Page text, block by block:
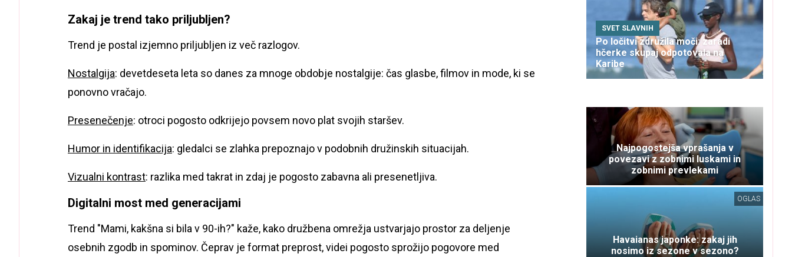
Zakaj je trend tako priljubljen?
Trend je postal izjemno priljubljen iz več razlogov.
Nostalgija: devetdeseta leta so danes za mnoge obdobje nostalgije: čas glasbe, filmov in mode, ki se
ponovno vračajo.
Presenečenje: otroci pogosto odkrijejo povsem novo plat svojih staršev.
Humor in identifikacija: gledalci se zlahka prepoznajo v podobnih družinskih situacijah.
Vizualni kontrast: razlika med takrat in zdaj je pogosto zabavna ali presenetljiva.
Digitalni most med generacijami
Trend "Mami, kakšna si bila v 90-ih?" kaže, kako družbena omrežja ustvarjajo prostor za deljenje
osebnih zgodb in spominov. Čeprav je format preprost, videi pogosto sprožijo pogovore med
SVET SLAVNIH
Po ločitvi združila moči: zaradi
hčerke skupaj odpotovala na
Karibe
Najpogostejša vprašanja v
povezavi z zobnimi luskami in
zobnimi prevlekami
OGLAS
Havaianas japonke: zakaj jih
nosimo iz sezone v sezono?